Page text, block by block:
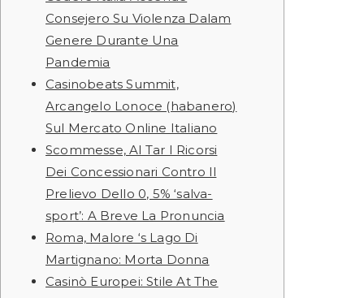
Consejero Su Violenza Dalam
Genere Durante Una
Pandemia
Casinobeats Summit,
Arcangelo Lonoce (habanero)
Sul Mercato Online Italiano
Scommesse, Al Tar I Ricorsi
Dei Concessionari Contro Il
Prelievo Dello 0, 5% ‘salva-
sport’: A Breve La Pronuncia
Roma, Malore ‘s Lago Di
Martignano: Morta Donna
Casinò Europei: Stile At The